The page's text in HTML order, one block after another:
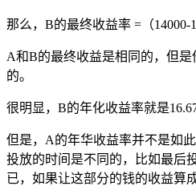
那么，B的最终收益率 =（14000-
A和B的最终收益是相同的，但是
的。
很明显，B的年化收益率就是
但是，A的年华收益率并不是如
投放的时间是不同的，比如最后
已，如果让这部分的钱的收益算